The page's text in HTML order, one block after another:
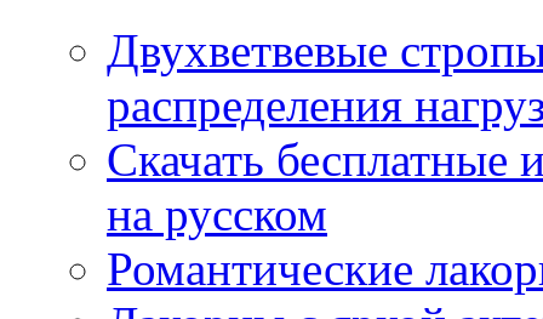
Двухветвевые
распределения
Скачать
на русском
Романтические